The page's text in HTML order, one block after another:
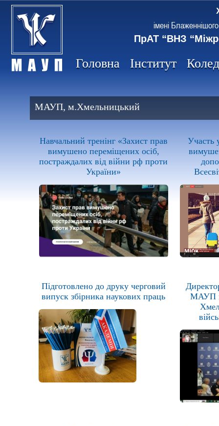
імені
ПрАТ “ВНЗ
Головна Інститут
МАУП, м.Хмельницький
Навчальний тренінг «Захист прав
вимушено переміщених осіб,
постраждалих від війни рф проти
України»
Участь
Підготовлено до друку черговий
випуск збірника наукових праць
МАУП